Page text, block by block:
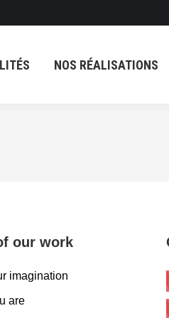
NOS RÉALISATIONS
our work
imagination
are
NOS RÉALISATIONS